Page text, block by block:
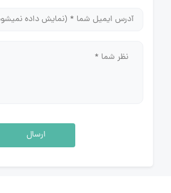
ارسال